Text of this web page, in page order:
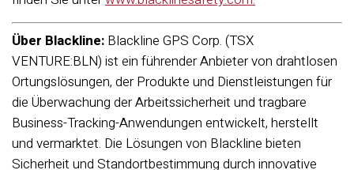
Über Blackline: Blackline GPS Corp. (TSX
VENTURE:BLN) ist ein führender Anbieter von drahtlosen
Ortungslösungen, der Produkte und Dienstleistungen für
die Überwachung der Arbeitssicherheit und tragbare
Business-Tracking-Anwendungen entwickelt, herstellt
und vermarktet. Die Lösungen von Blackline bieten
Sicherheit und Standortbestimmung durch innovative